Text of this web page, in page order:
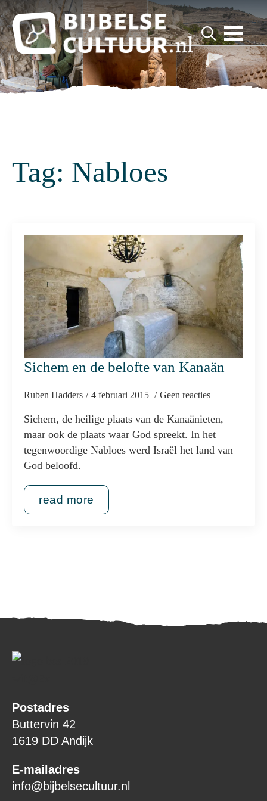
Search
for:
for:
Tag: Nabloes
Sichem en de belofte van Kanaän
Ruben Hadders 4 februari 2015 Geen reacties
Sichem, de heilige plaats van de Kanaänieten,
maar ook de plaats waar God spreekt. In het
tegenwoordige Nabloes werd Israël het land van
God beloofd.
read more
Postadres
Buttervin 42
1619 DD Andijk
E-mailadres
info@bijbelsecultuur.nl